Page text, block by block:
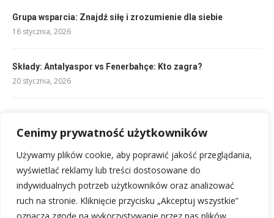
Cenimy prywatność użytkowników
Używamy plików cookie, aby poprawić jakość przeglądania,
wyświetlać reklamy lub treści dostosowane do
indywidualnych potrzeb użytkowników oraz analizować
ruch na stronie. Kliknięcie przycisku „Akceptuj wszystkie”
Grupa wsparcia: Znajdź siłę i zrozumienie dla siebie
16 stycznia, 2026
Składy: Antalyaspor vs Fenerbahçe: Kto zagra?
20 stycznia, 2026
5 stycznia, 2026
Składy: Man Utd – Real Madryt: Kto zagra w hitowym starciu?
19 stycznia, 2026